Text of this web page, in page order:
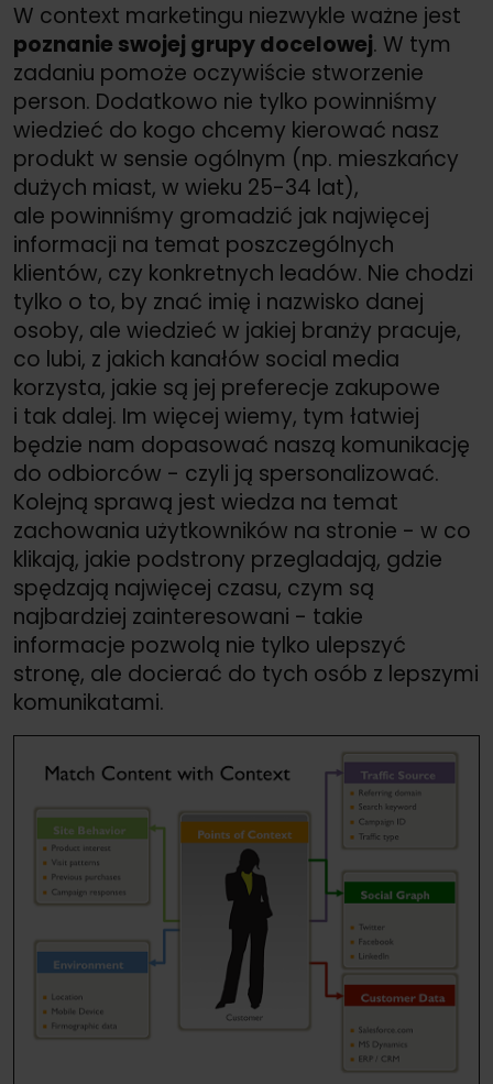
W context marketingu niezwykle ważne jest
poznanie swojej grupy docelowej. W tym
zadaniu pomoże oczywiście stworzenie
person. Dodatkowo nie tylko powinniśmy
wiedzieć do kogo chcemy kierować nasz
produkt w sensie ogólnym (np. mieszkańcy
dużych miast, w wieku 25-34 lat),
ale powinniśmy gromadzić jak najwięcej
informacji na temat poszczególnych
klientów, czy konkretnych leadów. Nie chodzi
tylko o to, by znać imię i nazwisko danej
osoby, ale wiedzieć w jakiej branży pracuje,
co lubi, z jakich kanałów social media
korzysta, jakie są jej preferecje zakupowe
i tak dalej. Im więcej wiemy, tym łatwiej
będzie nam dopasować naszą komunikację
do odbiorców - czyli ją spersonalizować.
Kolejną sprawą jest wiedza na temat
zachowania użytkowników na stronie - w co
klikają, jakie podstrony przegladają, gdzie
spędzają najwięcej czasu, czym są
najbardziej zainteresowani - takie
informacje pozwolą nie tylko ulepszyć
stronę, ale docierać do tych osób z lepszymi
komunikatami.